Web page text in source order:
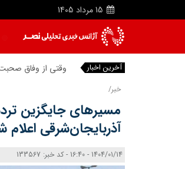
15 مرداد 1405
آخرین اخبار وقتی از وفاق
خبر/
مسیرهای جایگزین
آذربایجان‌شرقی اعلام
1404/01/14 - 16:40 - کد خبر: 133567